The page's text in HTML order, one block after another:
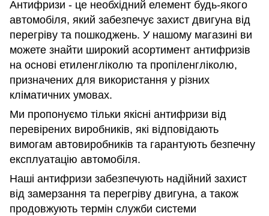
Антифризи - це необхідний елемент будь-якого
автомобіля, який забезпечує захист двигуна від
перегріву та пошкоджень. У нашому магазині ви
можете знайти широкий асортимент антифризів
на основі етиленгліколю та пропіленгліколю,
призначених для використання у різних
кліматичних умовах.
Ми пропонуємо тільки якісні антифризи від
перевірених виробників, які відповідають
вимогам автовиробників та гарантують безпечну
експлуатацію автомобіля.
Наші антифризи забезпечують надійний захист
від замерзання та перегріву двигуна, а також
продовжують термін служби системи